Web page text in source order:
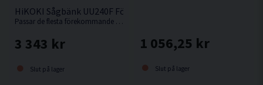
HiKOKI Sågbänk UU240F För Kap-/Gersåg
Passar de flesta förekommande kap-/gersågar.
3 343 kr
Slut på lager
1 056,25 kr
Slut på lager